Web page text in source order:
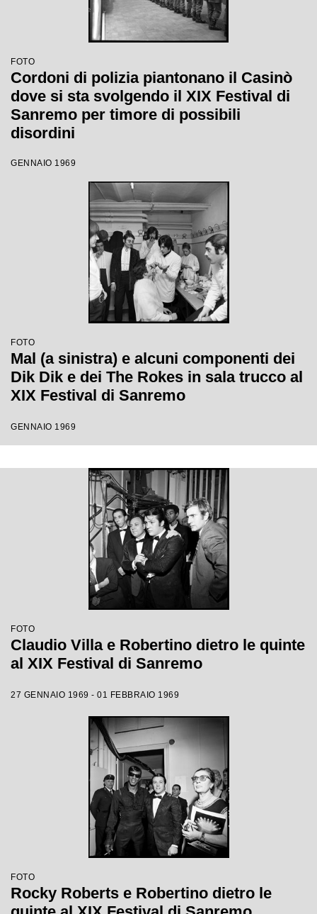
FOTO
Cordoni di polizia piantonano il Casinò
dove si sta svolgendo il XIX Festival di
Sanremo per timore di possibili
disordini
GENNAIO 1969
FOTO
Mal (a sinistra) e alcuni componenti dei
Dik Dik e dei The Rokes in sala trucco al
XIX Festival di Sanremo
GENNAIO 1969
FOTO
Claudio Villa e Robertino dietro le quinte
al XIX Festival di Sanremo
27 GENNAIO 1969 - 01 FEBBRAIO 1969
FOTO
Rocky Roberts e Robertino dietro le